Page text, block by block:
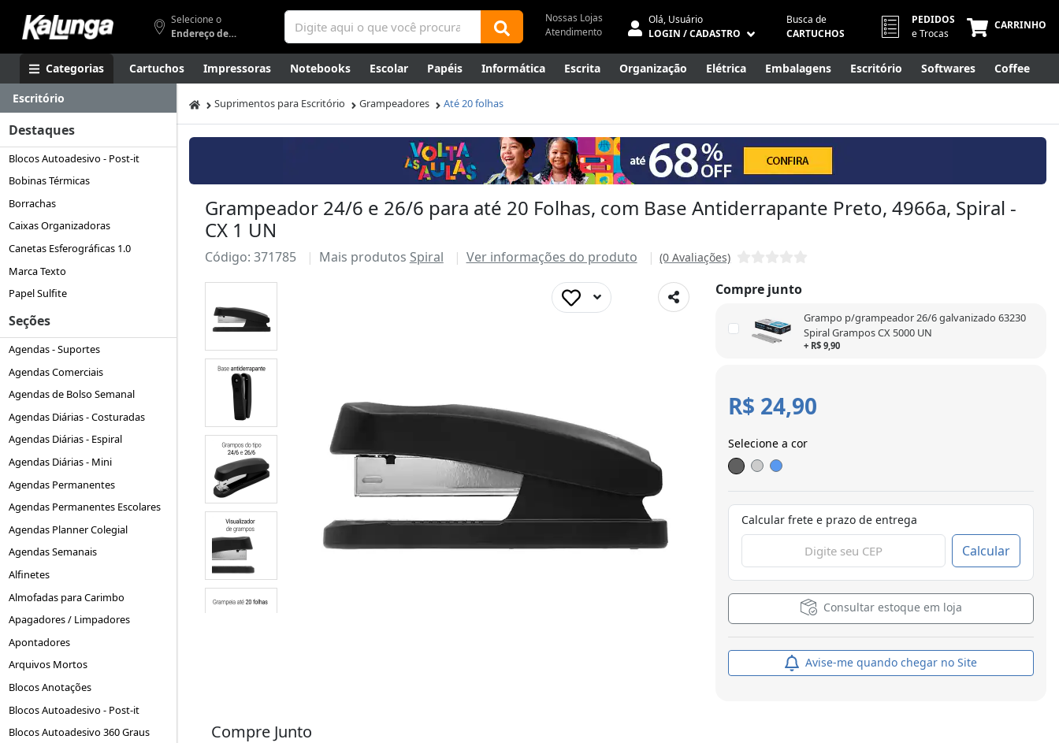
Selecione o
Endereço de entrega
Nossas Lojas
Atendimento
Olá, Usuário
LOGIN / CADASTRO
Busca de
CARTUCHOS
PEDIDOS
e Trocas
CARRINHO
Categorias Cartuchos Impressoras Notebooks Escolar Papéis Informática Escrita Organização Elétrica Embalagens Escritório Softwares Coffee
Apresentação Smartphones Artes Gamers Higiene Mídias Envelopes
Canetas Luxo
Outlet
Escritório
Destaques
Blocos Autoadesivo - Post-it
Bobinas Térmicas
Borrachas
Caixas Organizadoras
Canetas Esferográficas 1.0
Marca Texto
Papel Sulfite
Seções
Agendas - Suportes
Agendas Comerciais
Agendas de Bolso Semanal
Agendas Diárias - Costuradas
Agendas Diárias - Espiral
Agendas Diárias - Mini
Agendas Permanentes
Agendas Permanentes Escolares
Agendas Planner Colegial
Agendas Semanais
Alfinetes
Almofadas para Carimbo
Apagadores / Limpadores
Apontadores
Arquivos Mortos
Blocos Anotações
Blocos Autoadesivo - Post-it
Blocos Autoadesivo 360 Graus
Suprimentos para Escritório Grampeadores Até 20 folhas
Grampeador 24/6 e 26/6 para até 20 Folhas, com Base Antiderrapante Preto, 4966a, Spiral -
CX 1 UN
Código: 371785 Mais produtos Spiral Ver informações do produto (0 Avaliações)
Compre junto
Grampo p/grampeador 26/6 galvanizado 63230
Spiral Grampos CX 5000 UN
+ R$ 9,90
R$ 24,90
Selecione a cor
Calcular frete e prazo de entrega
Calcular
Consultar estoque em loja
Avise-me quando chegar no Site
Compre Junto